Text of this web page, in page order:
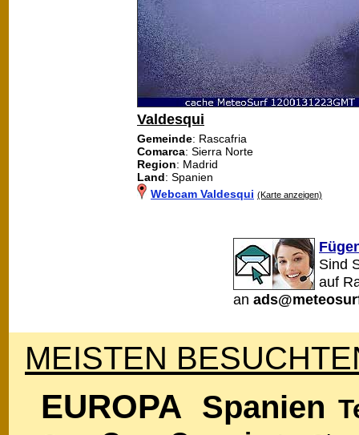
Valdesqui
Gemeinde: Rascafria
Comarca: Sierra Norte
Region: Madrid
Land: Spanien
Webcam Valdesqui (Karte anzeigen)
Sind
auf
an
MEISTEN
EUROPA Spanien